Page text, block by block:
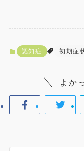
認知症 初期症
よか